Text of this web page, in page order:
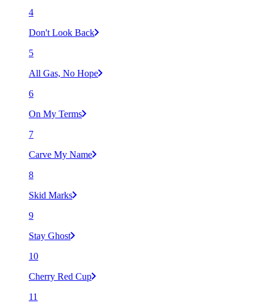
4
Don't Look Back
5
All Gas, No Hope
6
On My Terms
7
Carve My Name
8
Skid Marks
9
Stay Ghost
10
Cherry Red Cup
11